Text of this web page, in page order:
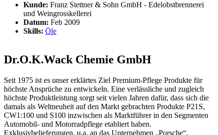
Kunde: Franz Stettner & Sohn GmbH - Edelobstbrennerei
und Weingrosskellerei
Datum: Feb 2009
Skills: Öle
Dr.O.K.Wack Chemie GmbH
Seit 1975 ist es unser erklärtes Ziel Premium-Pflege Produkte für
höchste Ansprüche zu entwickeln. Eine verlässliche und zugleich
höchste Produktleistung sorgt seit vielen Jahren dafür, dass sich die
damals als Weltneuheit auf den Markt gebrachten Produkte P21S,
CW1:100 und S100 inzwischen als Marktführer in den Segmenten
Automobil- und Motorradpflege etabliert haben.
Exklusivbelieferungen, u.a. an das Unternehmen „Porsche“,